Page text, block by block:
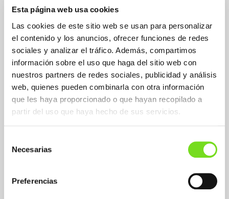
Esta página web usa cookies
Las cookies de este sitio web se usan para personalizar
el contenido y los anuncios, ofrecer funciones de redes
sociales y analizar el tráfico. Además, compartimos
información sobre el uso que haga del sitio web con
nuestros partners de redes sociales, publicidad y análisis
web, quienes pueden combinarla con otra información
que les haya proporcionado o que hayan recopilado a
partir del uso que haya hecho de sus servicios.
Necesarias
Preferencias
Construcción y cemento
Energía eólica
Ferrocarril
Máquina herramienta
Maquinaria agrícola
Maquinaria eléctrica
Maq. obras públicas y canteras
Minería
Naval
Siderurgia
Valvulería - accesorios de tubería
Fundición de Hierro